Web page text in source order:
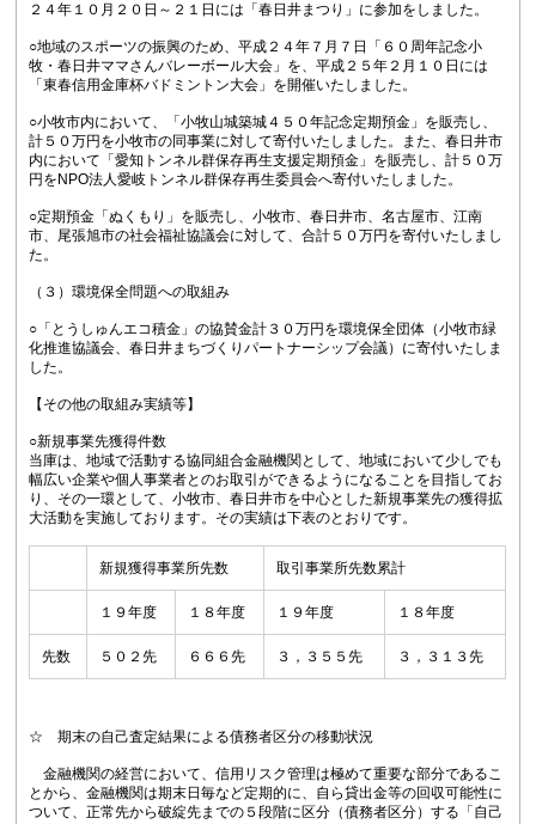
２４年１０月２０日～２１日には「春日井まつり」に参加をしました。
○地域のスポーツの振興のため、平成２４年７月７日「６０周年記念小
牧・春日井ママさんバレーボール大会」を、平成２５年２月１０日には
「東春信用金庫杯バドミントン大会」を開催いたしました。
○小牧市内において、「小牧山城築城４５０年記念定期預金」を販売し、
計５０万円を小牧市の同事業に対して寄付いたしました。また、春日井市
内において「愛知トンネル群保存再生支援定期預金」を販売し、計５０万
円をNPO法人愛岐トンネル群保存再生委員会へ寄付いたしました。
○定期預金「ぬくもり」を販売し、小牧市、春日井市、名古屋市、江南
市、尾張旭市の社会福祉協議会に対して、合計５０万円を寄付いたしまし
た。
（３）環境保全問題への取組み
○「とうしゅんエコ積金」の協賛金計３０万円を環境保全団体（小牧市緑
化推進協議会、春日井まちづくりパートナーシップ会議）に寄付いたしま
した。
【その他の取組み実績等】
○新規事業先獲得件数
当庫は、地域で活動する協同組合金融機関として、地域において少しでも
幅広い企業や個人事業者とのお取引ができるようになることを目指してお
り、その一環として、小牧市、春日井市を中心とした新規事業先の獲得拡
大活動を実施しております。その実績は下表のとおりです。
新規獲得事業所先数 取引事業所先数累計
１９年度 １８年度 １９年度 １８年度
先数 ５０２先 ６６６先 ３，３５５先 ３，３１３先
☆ 期末の自己査定結果による債務者区分の移動状況
金融機関の経営において、信用リスク管理は極めて重要な部分であるこ
とから、金融機関は期末日毎など定期的に、自ら貸出金等の回収可能性に
ついて、正常先から破綻先までの５段階に区分（債務者区分）する「自己